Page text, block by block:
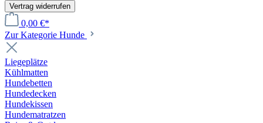
Vertrag widerrufen
0,00 €*
Zur Kategorie Hunde
Liegeplätze
Kühlmatten
Hundebetten
Hundedecken
Hundekissen
Hundematratzen